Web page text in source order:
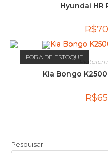
Hyundai HR
R$
FORA DE ESTOQUE
Kia Bongo
R$
Pesquisar